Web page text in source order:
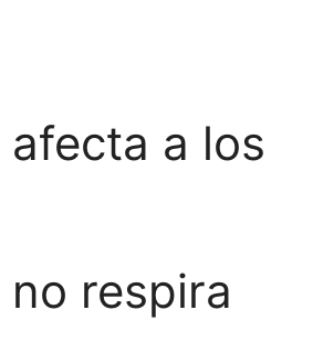
afecta a los
respira